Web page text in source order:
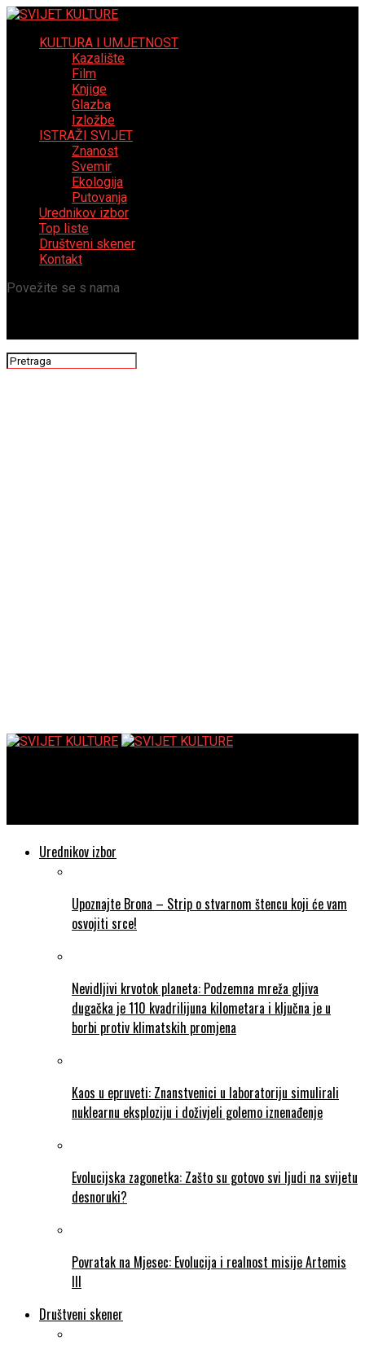
KULTURA I UMJETNOST
Kazalište
Film
Knjige
Glazba
Izložbe
ISTRAŽI SVIJET
Znanost
Svemir
Ekologija
Putovanja
Urednikov izbor
Top liste
Društveni skener
Kontakt
Povežite se s nama
Urednikov izbor
Upoznajte Brona – Strip o stvarnom štencu koji će vam
osvojiti srce!
Nevidljivi krvotok planeta: Podzemna mreža gljiva
dugačka je 110 kvadrilijuna kilometara i ključna je u
borbi protiv klimatskih promjena
Kaos u epruveti: Znanstvenici u laboratoriju simulirali
nuklearnu eksploziju i doživjeli golemo iznenađenje
Evolucijska zagonetka: Zašto su gotovo svi ljudi na svijetu
desnoruki?
Povratak na Mjesec: Evolucija i realnost misije Artemis
III
Društveni skener